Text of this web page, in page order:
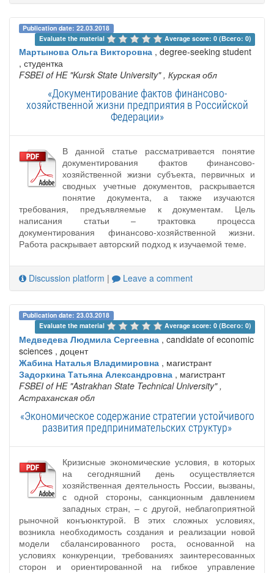
Publication date: 22.03.2018
Evaluate the material
Average score: 0 (Всего: 0)
Мартынова Ольга Викторовна , degree-seeking student
, студентка
FSBEI of HE "Kursk State University" , Курская обл
«Документирование фактов финансово-
хозяйственной жизни предприятия в Российской
Федерации»
В данной статье рассматривается понятие
документирования фактов финансово-
хозяйственной жизни субъекта, первичных и
сводных учетные документов, раскрывается
понятие документа, а также изучаются
требования, предъявляемые к документам. Цель
написания статьи – трактовка процесса
документирования финансово-хозяйственной жизни.
Работа раскрывает авторский подход к изучаемой теме.
Discussion platform | Leave a comment
Publication date: 23.03.2018
Evaluate the material
Average score: 0 (Всего: 0)
Медведева Людмила Сергеевна , candidate of economic
sciences , доцент
Жабина Наталья Владимировна , магистрант
Задоркина Татьяна Александровна , магистрант
FSBEI of HE "Astrakhan State Technical University" ,
Астраханская обл
«Экономическое содержание стратегии устойчивого
развития предпринимательских структур»
Кризисные экономические условия, в которых
на сегодняшний день осуществляется
хозяйственная деятельность России, вызваны,
с одной стороны, санкционным давлением
западных стран, – с другой, неблагоприятной
рыночной конъюнктурой. В этих сложных условиях,
возникла необходимость создания и реализации новой
модели сбалансированного роста, основанной на
условиях конкуренции, требованиях заинтересованных
сторон и ориентированной на гибкое управление